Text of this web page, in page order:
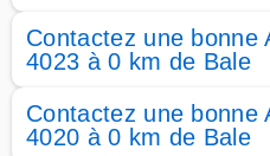
Contactez une bonne
4023 à 0 km de Bale
Contactez une bonne
4020 à 0 km de Bale